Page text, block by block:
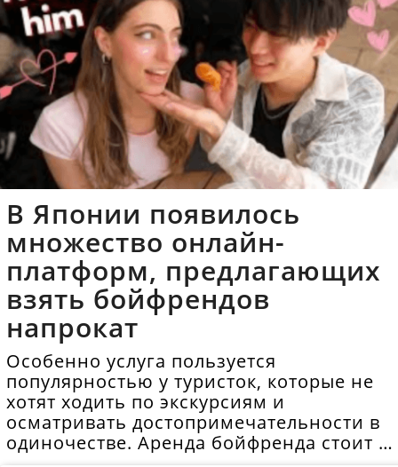
В Японии появилось
множество онлайн-
платформ, предлагающих
взять бойфрендов
напрокат
Особенно услуга пользуется
популярностью у туристок, которые не
хотят ходить по экскурсиям и
осматривать достопримечательности в
одиночестве. Аренда бойфренда стоит в